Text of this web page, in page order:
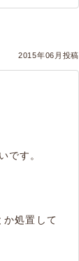
2015年06月投稿
です。
処置して